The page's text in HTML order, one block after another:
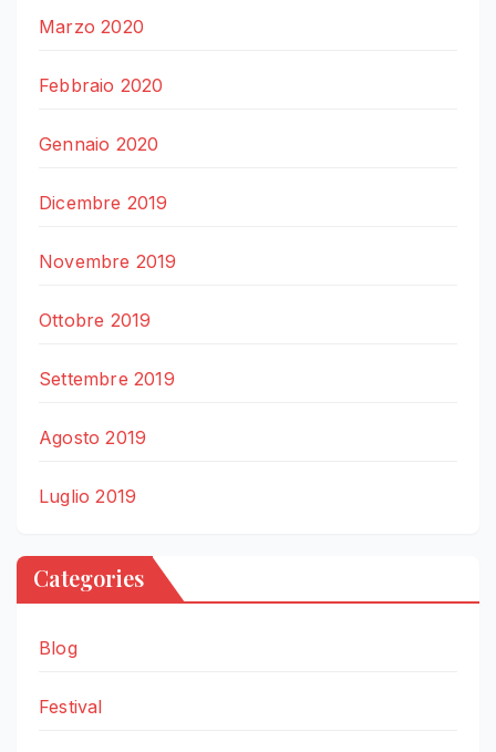
Marzo 2020
Febbraio 2020
Gennaio 2020
Dicembre 2019
Novembre 2019
Ottobre 2019
Settembre 2019
Agosto 2019
Luglio 2019
Categories
Blog
Festival